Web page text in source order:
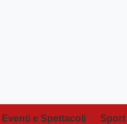
Eventi e Spettacoli Sport